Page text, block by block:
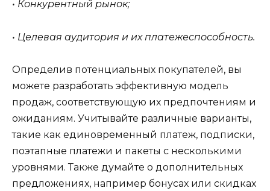
• Конкурентный рынок;
• Целевая аудитория и их платежеспособность.
Определив потенциальных покупателей, вы
можете разработать эффективную модель
продаж, соответствующую их предпочтениям и
ожиданиям. Учитывайте различные варианты,
такие как единовременный платеж, подписки,
поэтапные платежи и пакеты с несколькими
уровнями. Также думайте о дополнительных
предложениях, например бонусах или скидках